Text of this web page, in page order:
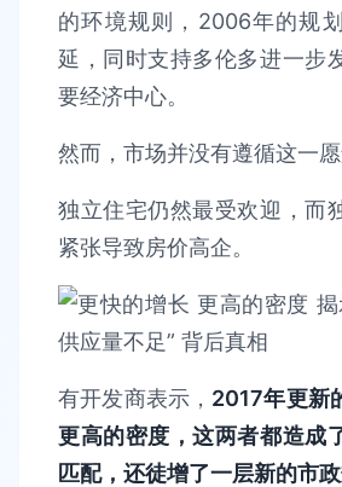
的环境规则，2006年的规
延，同时支持多伦多进一步
要经济中心。
然而，市场并没有遵循这一愿
独立住宅仍然最受欢迎，而
紧张导致房价高企。
有开发商表示， 2017年更新
更高的密度，这两者都造成
匹配，还徒增了一层新的市政